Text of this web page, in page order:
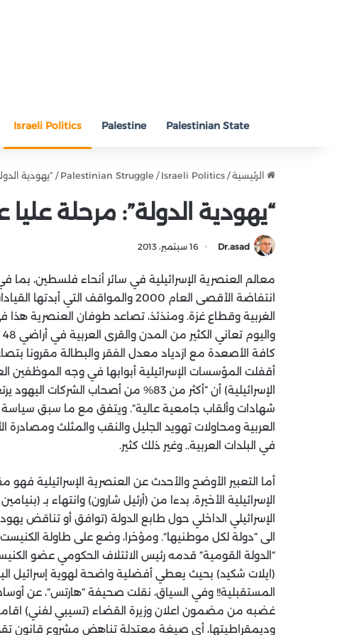
Palestinian State
Palestine
Israeli Politics
الرئيسية/
Palestinian Struggle/ Israeli Politics
/ “يهودية
“يهودية الدولة”: مرحلة
Dr.asad 16 سبتمبر، 2013
انتفاضة الأقصى العام 2000
الغربية وقطاع غزة. ومنذئذ، تصاعد طوفان العنصرية هذا
كافة الأصعدة مع ازدياد معدل الفقر والبطالة مقرونا
أقفلت المؤسسات الإسرائيلية أبوابها في وجه الموظفين
الإسرائيلية) أن “أكثر من 83% من
شهادات وألقاب جامعية عالية”. ويتفق مع ما سبق سياسة
العربية ومحاولات تهويد الجليل والنقب والمثلث
في البلدات العربية.. وغير ذلك كثير.
أما التعبير الأوضح والأحدث عن العنصرية الإسرائيلية
الإسرائيلية الأخيرة، بدءا من (أرئيل شارون) وانتهاء بـ
الإسرائيلي الداخلي حول طابع الدولة (توافق أو تناقض
الى “دولة لكل موطنيها”. ومؤخرا، وضع على طاولة
“الدولة القومية” قدمه رئيس الائتلاف الحكومي عضو
(ايلات شكيد) بحيث يعطي أفضلية واضحة لهوية إسرائيل
المستقبلية!! وفي السياق، نقلت صحيفة “هارتس”، عن
غضبه من مضمون اعلان وزيرة القضاء (تسيبي لفني)
وديمقراطيتها، أي صيغة معتدلة تناهض مشروع قانون